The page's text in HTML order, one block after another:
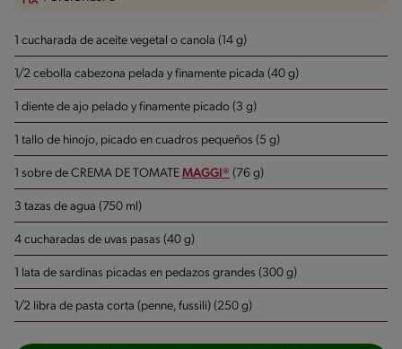
1 cucharada de aceite vegetal o canola (14 g)
1/2 cebolla cabezona pelada y finamente picada (40 g)
1 diente de ajo pelado y finamente picado (3 g)
1 tallo de hinojo, picado en cuadros pequeños (5 g)
1 sobre de CREMA DE TOMATE MAGGI® (76 g)
3 tazas de agua (750 ml)
4 cucharadas de uvas pasas (40 g)
1 lata de sardinas picadas en pedazos grandes (300 g)
1/2 libra de pasta corta (penne, fussili) (250 g)